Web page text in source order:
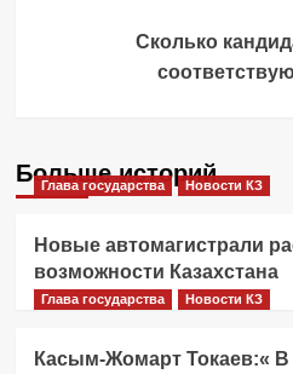
Сколько
Больше историй
Глава государства Новости КЗ
Новые автомагистрали
возможности Казахстана
Глава государства Новости КЗ
Касым-Жомарт Токаев:«